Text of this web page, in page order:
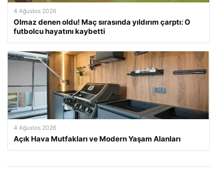
4 Ağustos 2026
Olmaz denen oldu! Maç sırasında yıldırım çarptı: O
futbolcu hayatını kaybetti
4 Ağustos 2026
Açık Hava Mutfakları ve Modern Yaşam Alanları